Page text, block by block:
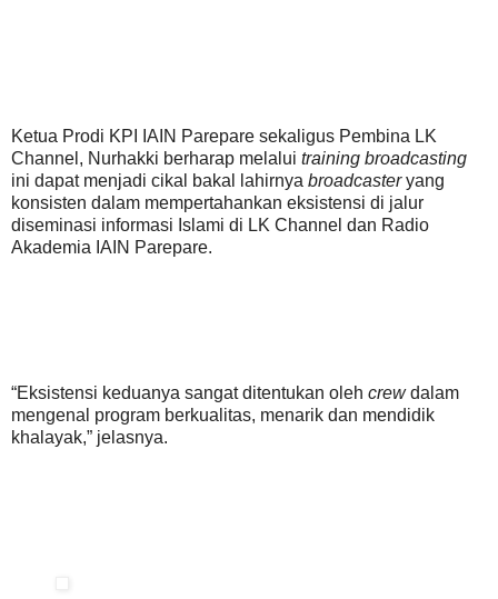
Ketua Prodi KPI IAIN Parepare sekaligus Pembina LK
Channel, Nurhakki berharap melalui training broadcasting
ini dapat menjadi cikal bakal lahirnya broadcasteryang
konsisten dalam mempertahankan eksistensi di jalur
diseminasi informasi Islami di LK Channel dan Radio
Akademia IAIN Parepare.
“Eksistensi keduanya sangat ditentukan oleh crewdalam
mengenal program berkualitas, menarik dan mendidik
khalayak,” jelasnya.